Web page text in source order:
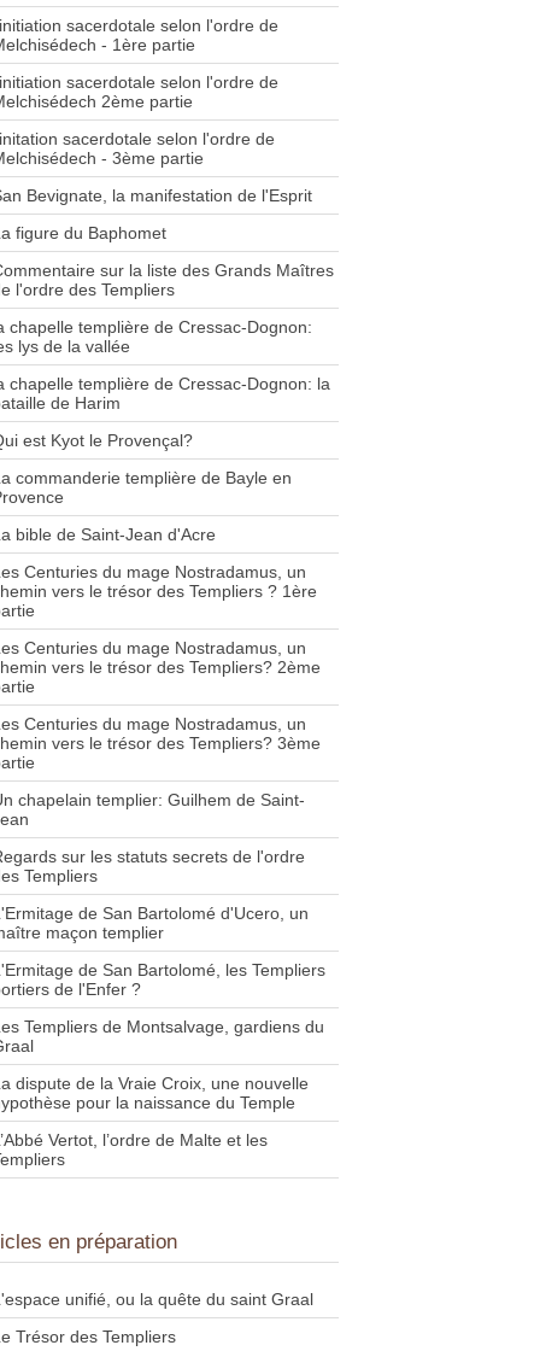
sacerdotale selon l'ordre de
- 1ère partie
sacerdotale selon l'ordre de
2ème partie
sacerdotale selon l'ordre de
- 3ème partie
Bevignate, la manifestation de l'Esprit
figure du Baphomet
sur la liste des Grands Maîtres
l'ordre des Templiers
chapelle templière de Cressac-Dognon:
lys de la vallée
chapelle templière de Cressac-Dognon: la
de Harim
est Kyot le Provençal?
commanderie templière de Bayle en
bible de Saint-Jean d'Acre
Centuries du mage Nostradamus, un
vers le trésor des Templiers ? 1ère
Centuries du mage Nostradamus, un
vers le trésor des Templiers? 2ème
Centuries du mage Nostradamus, un
vers le trésor des Templiers? 3ème
chapelain templier: Guilhem de Saint-
sur les statuts secrets de l'ordre
Templiers
de San Bartolomé d'Ucero, un
maçon templier
de San Bartolomé, les Templiers
de l'Enfer ?
Templiers de Montsalvage, gardiens du
dispute de la Vraie Croix, une nouvelle
pour la naissance du Temple
Vertot, l’ordre de Malte et les
en préparation
unifié, ou la quête du saint Graal
Trésor des Templiers